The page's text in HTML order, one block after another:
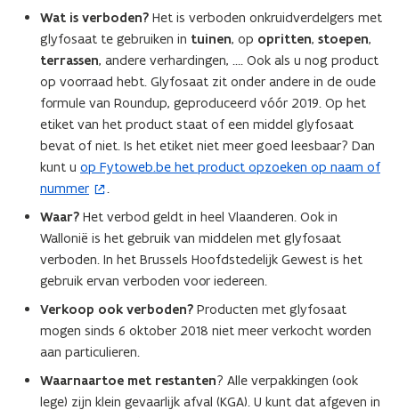
p
e
n
:
l
e
i
r
a
a
d
o
o
r
o
t
w
e
i
n
n
i
e
u
w
v
s
t
e
)
Wat is verboden? Het is verboden onkruidverdelgers met
glyfosaat te gebruiken in tuinen, op opritten, stoepen,
terrassen, andere verhardingen, …. Ook als u nog product
op voorraad hebt. Glyfosaat zit onder andere in de oude
formule van Roundup, geproduceerd vóór 2019. Op het
etiket van het product staat of een middel glyfosaat
bevat of niet. Is het etiket niet meer goed leesbaar? Dan
kunt u op Fytoweb.be het product opzoeken op naam of
nummer
(
o
p
e
n
t
n
n
i
e
u
.
Waar? Het verbod geldt in heel Vlaanderen. Ook in
Wallonië is het gebruik van middelen met glyfosaat
verboden. In het Brussels Hoofdstedelijk Gewest is het
gebruik ervan verboden voor iedereen.
Verkoop ook verboden? Producten met glyfosaat
mogen sinds 6 oktober 2018 niet meer verkocht worden
aan particulieren.
Waarnaartoe met restanten? Alle verpakkingen (ook
lege) zijn klein gevaarlijk afval (KGA). U kunt dat afgeven in